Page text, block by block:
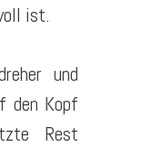
ist.
und
den Kopf
Rest